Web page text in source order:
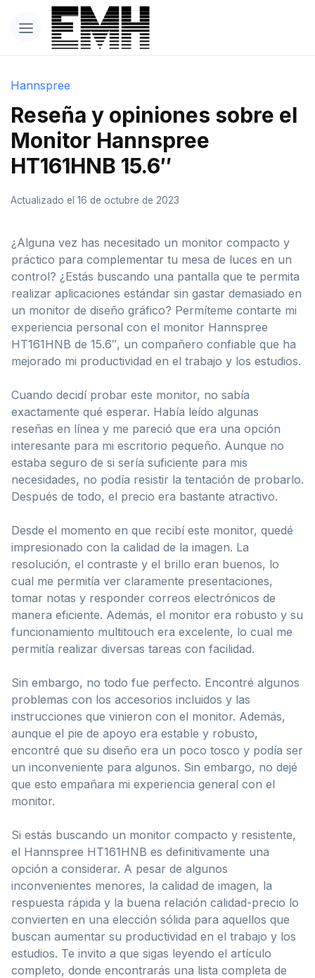
Hannspree
Reseña y opiniones sobre el
Monitor Hannspree
HT161HNB 15.6″
Actualizado el 16 de octubre de 2023
¿Alguna vez has necesitado un monitor compacto y
práctico para complementar tu mesa de luces en un
control? ¿Estás buscando una pantalla que te permita
realizar aplicaciones estándar sin gastar demasiado en
un monitor de diseño gráfico? Permíteme contarte mi
experiencia personal con el monitor Hannspree
HT161HNB de 15.6″, un compañero confiable que ha
mejorado mi productividad en el trabajo y los estudios.
Cuando decidí probar este monitor, no sabía
exactamente qué esperar. Había leído algunas
reseñas en línea y me pareció que era una opción
interesante para mi escritorio pequeño. Aunque no
estaba seguro de si sería suficiente para mis
necesidades, no podía resistir la tentación de probarlo.
Después de todo, el precio era bastante atractivo.
Desde el momento en que recibí este monitor, quedé
impresionado con la calidad de la imagen. La
resolución, el contraste y el brillo eran buenos, lo
cual me permitía ver claramente presentaciones,
tomar notas y responder correos electrónicos de
manera eficiente. Además, el monitor era robusto y su
funcionamiento multitouch era excelente, lo cual me
permitía realizar diversas tareas con facilidad.
Sin embargo, no todo fue perfecto. Encontré algunos
problemas con los accesorios incluidos y las
instrucciones que vinieron con el monitor. Además,
aunque el pie de apoyo era estable y robusto,
encontré que su diseño era un poco tosco y podía ser
un inconveniente para algunos. Sin embargo, no dejé
que esto empañara mi experiencia general con el
monitor.
Si estás buscando un monitor compacto y resistente,
el Hannspree HT161HNB es definitivamente una
opción a considerar. A pesar de algunos
inconvenientes menores, la calidad de imagen, la
respuesta rápida y la buena relación calidad-precio lo
convierten en una elección sólida para aquellos que
buscan aumentar su productividad en el trabajo y los
estudios. Te invito a que sigas leyendo el artículo
completo, donde encontrarás una lista completa de